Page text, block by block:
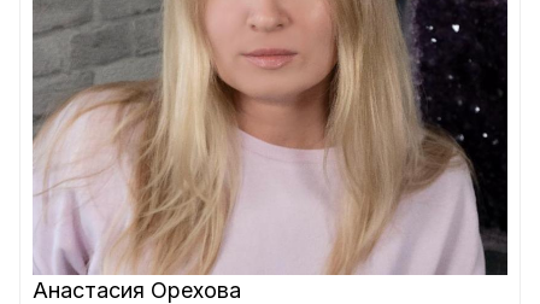
Анастасия Орехова